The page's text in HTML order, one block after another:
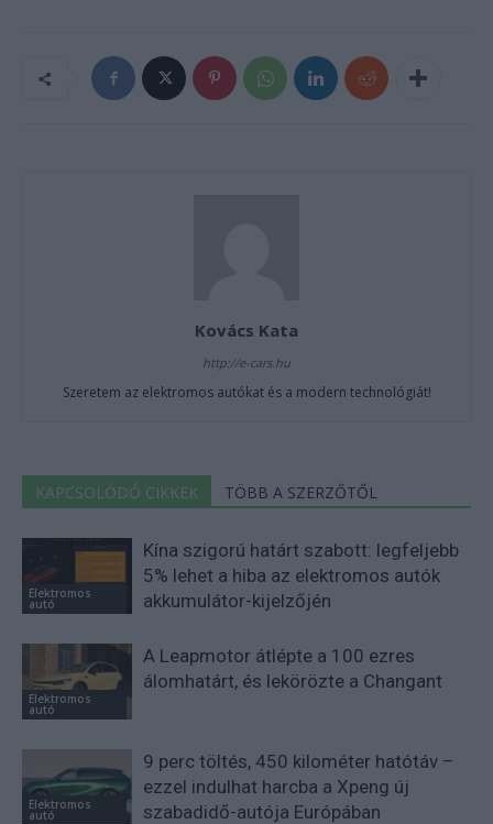
Kovács Kata
http://e-cars.hu
Szeretem az elektromos autókat és a modern technológiát!
KAPCSOLÓDÓ CIKKEK TÖBB A SZERZŐTŐL
Elektromos
autó
Kína szigorú határt szabott: legfeljebb
5% lehet a hiba az elektromos autók
akkumulátor-kijelzőjén
Elektromos
autó
A Leapmotor átlépte a 100 ezres
álomhatárt, és lekörözte a Changant
Elektromos
autó
9 perc töltés, 450 kilométer hatótáv –
ezzel indulhat harcba a Xpeng új
szabadidő-autója Európában